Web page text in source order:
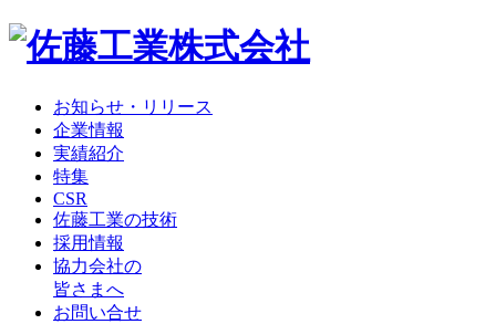
お知らせ・リリース
企業情報
実績紹介
特集
CSR
佐藤工業の技術
採用情報
協力会社の
皆さまへ
お問い合せ